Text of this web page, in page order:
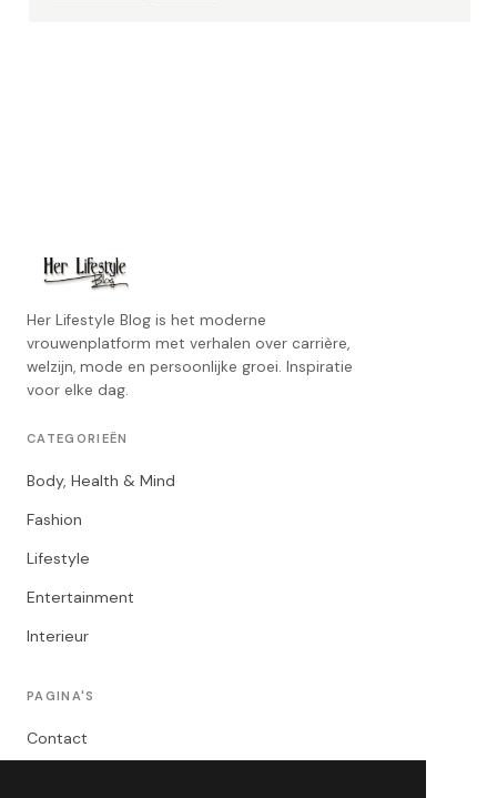
Her Lifestyle Blog is het moderne
vrouwenplatform met verhalen over carrière,
welzijn, mode en persoonlijke groei. Inspiratie
voor elke dag.
CATEGORIEËN
Body, Health & Mind
Fashion
Lifestyle
Entertainment
Interieur
PAGINA'S
Contact